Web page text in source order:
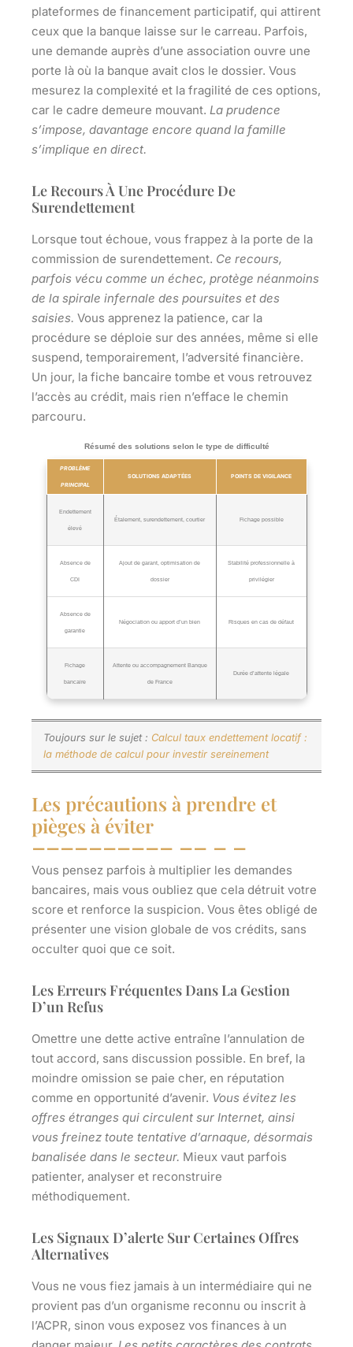
plateformes de financement participatif, qui attirent
ceux que la banque laisse sur le carreau. Parfois,
une demande auprès d’une association ouvre une
porte là où la banque avait clos le dossier. Vous
mesurez la complexité et la fragilité de ces options,
car le cadre demeure mouvant. La prudence
s’impose, davantage encore quand la famille
s’implique en direct.
Le Recours À Une Procédure De
Surendettement
Lorsque tout échoue, vous frappez à la porte de la
commission de surendettement. Ce recours,
parfois vécu comme un échec, protège néanmoins
de la spirale infernale des poursuites et des
saisies. Vous apprenez la patience, car la
procédure se déploie sur des années, même si elle
suspend, temporairement, l’adversité financière.
Un jour, la fiche bancaire tombe et vous retrouvez
l’accès au crédit, mais rien n’efface le chemin
parcouru.
Résumé des solutions selon le type de difficulté
PROBLÈME
PRINCIPAL
SOLUTIONS ADAPTÉES POINTS DE VIGILANCE
Endettement
élevé
Étalement, surendettement, courtier Fichage possible
Absence de
CDI
Ajout de garant, optimisation de
dossier
Stabilité professionnelle à
privilégier
Absence de
garantie
Négociation ou apport d’un bien Risques en cas de défaut
Fichage
bancaire
Attente ou accompagnement Banque
de France
Durée d’attente légale
Toujours sur le sujet : Calcul taux endettement locatif :
la méthode de calcul pour investir sereinement
Les précautions à prendre et
pièges à éviter
Vous pensez parfois à multiplier les demandes
bancaires, mais vous oubliez que cela détruit votre
score et renforce la suspicion. Vous êtes obligé de
présenter une vision globale de vos crédits, sans
occulter quoi que ce soit.
Les Erreurs Fréquentes Dans La Gestion
D’un Refus
Omettre une dette active entraîne l’annulation de
tout accord, sans discussion possible. En bref, la
moindre omission se paie cher, en réputation
comme en opportunité d’avenir. Vous évitez les
offres étranges qui circulent sur Internet, ainsi
vous freinez toute tentative d’arnaque, désormais
banalisée dans le secteur. Mieux vaut parfois
patienter, analyser et reconstruire
méthodiquement.
Les Signaux D’alerte Sur Certaines Offres
Alternatives
Vous ne vous fiez jamais à un intermédiaire qui ne
provient pas d’un organisme reconnu ou inscrit à
l’ACPR, sinon vous exposez vos finances à un